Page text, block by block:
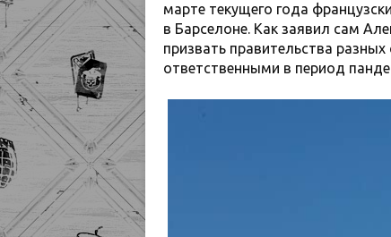
марте текущего года
в Барселоне. Как заявил сам
призвать правительства
ответственными в период